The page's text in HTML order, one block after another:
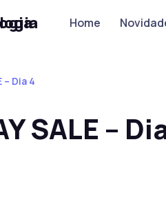
Home
– Dia 4
SALE –